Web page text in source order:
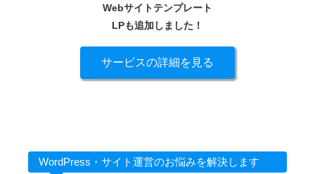
Webサイトテンプレート
LPも追加しました！
サービスの詳細を見る
WordPress・サイト運営のお悩みを解決します